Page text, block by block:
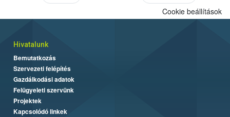
Cookie beállítások
Hivatalunk
Bemutatkozás
Szervezeti felépítés
Gazdálkodási adatok
Felügyeleti szervünk
Projektek
Kapcsolódó linkek